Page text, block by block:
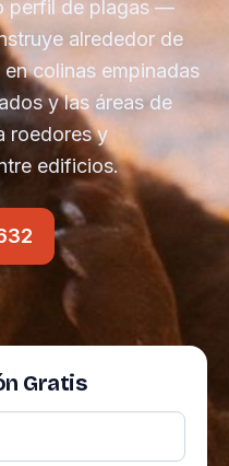
perfil de plagas —
alrededor de
colinas empinadas
y las áreas de
roedores y
edificios.
Gratis